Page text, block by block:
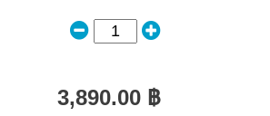
3,890.00 ฿